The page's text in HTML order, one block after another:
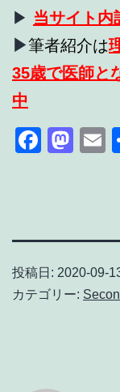
▶ 当サイト内
▶筆者紹介は
35歳で医師と
中
投稿日: 2020-09-
カテゴリー: